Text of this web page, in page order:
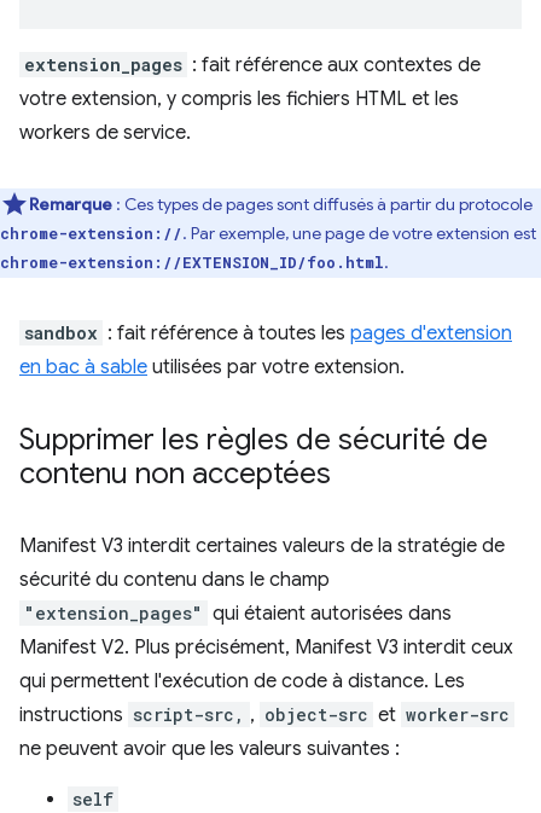
extension_pages : fait référence aux contextes de
votre extension, y compris les fichiers HTML et les
workers de service.
Remarque : Ces types de pages sont diffusés à partir du protocole
chrome-extension://. Par exemple, une page de votre extension est
chrome-extension://EXTENSION_ID/foo.html.
sandbox : fait référence à toutes les pages d'extension
en bac à sable utilisées par votre extension.
Supprimer les règles de sécurité de
contenu non acceptées
Manifest V3 interdit certaines valeurs de la stratégie de
sécurité du contenu dans le champ
"extension_pages" qui étaient autorisées dans
Manifest V2. Plus précisément, Manifest V3 interdit ceux
qui permettent l'exécution de code à distance. Les
instructions script-src, , object-src et worker-src
ne peuvent avoir que les valeurs suivantes :
self